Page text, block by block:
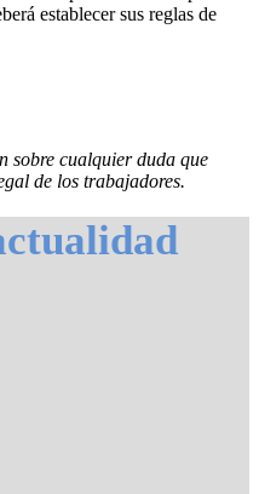
establecer sus reglas de
sobre cualquier duda que
de los trabajadores.